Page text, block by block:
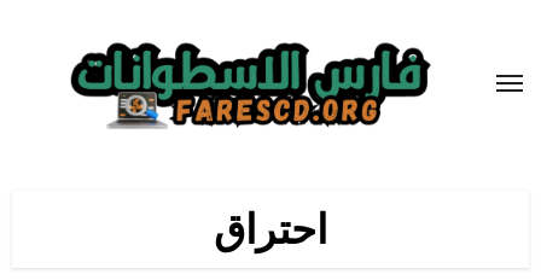
المحتوى
احتراق